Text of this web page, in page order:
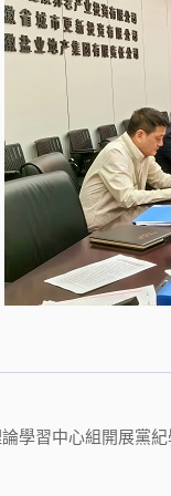
學習中心組開展黨